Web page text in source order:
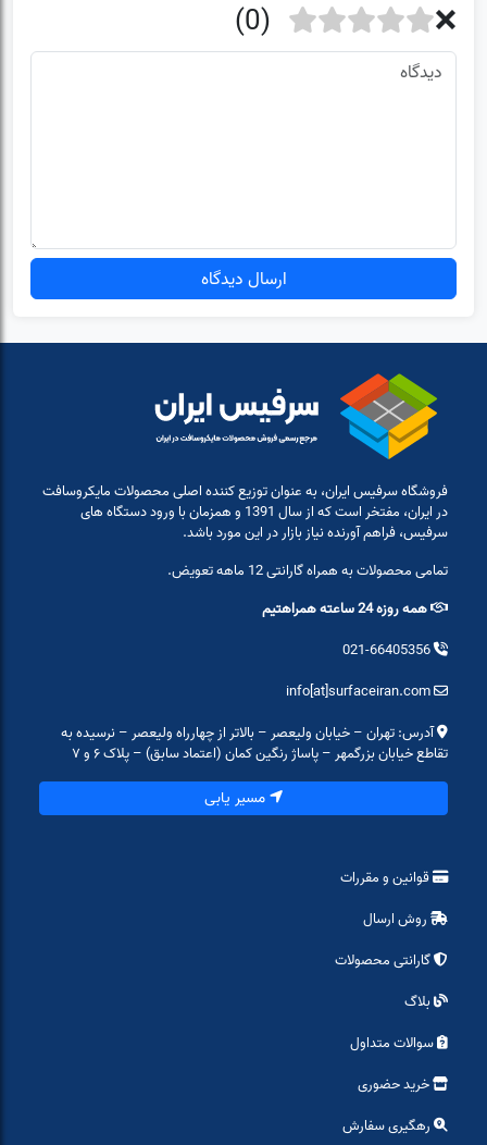
ارسال دیدگاه
فروشگاه سرفیس ایران، به عنوان توزیع کننده اصلی محصولات مایکروسافت
در ایران، مفتخر است که از سال 1391 و همزمان با ورود دستگاه های
سرفیس، فراهم آورنده نیاز بازار در این مورد باشد.
تمامی محصولات به همراه گارانتی 12 ماهه تعویض.
همه روزه 24 ساعته همراهتیم
021-66405356
آدرس: تهران – خیابان ولیعصر – بالاتر از چهارراه ولیعصر – نرسیده به
تقاطع خیابان بزرگمهر – پاساژ رنگین کمان (اعتماد سابق) – پلاک ۶ و ۷
مسیر یابی
قوانین و مقررات
روش ارسال
گارانتی محصولات
بلاگ
سوالات متداول
خرید حضوری
رهگیری سفارش